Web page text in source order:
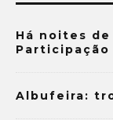
Há noites
Albufeira: